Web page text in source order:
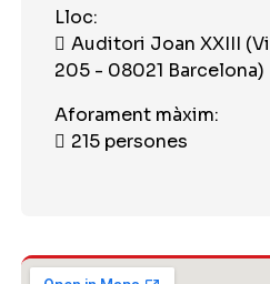
Lloc:
Auditori Joan XXIII
205 - 08021 Barcelona)
Aforament màxim:
215 persones